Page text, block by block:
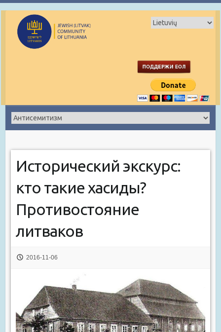
Исторический экскурс:
кто такие хасиды?
Противостояние
литваков
2016-11-06